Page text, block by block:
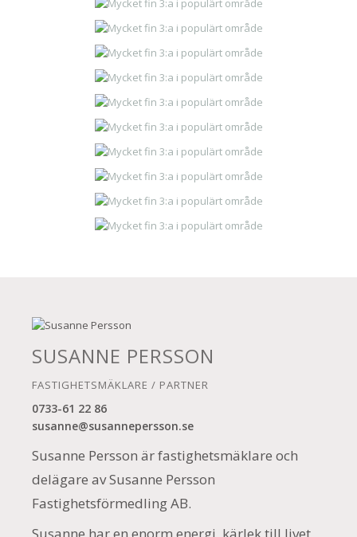
SUSANNE PERSSON
FASTIGHETSMÄKLARE / PARTNER
0733-61 22 86
susanne@susannepersson.se
Susanne Persson är fastighetsmäklare och
delägare av Susanne Persson
Fastighetsförmedling AB.